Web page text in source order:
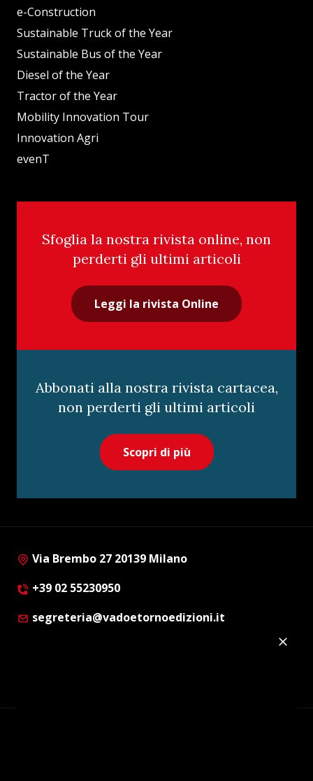
e-Construction
Sustainable Truck of the Year
Sustainable Bus of the Year
Diesel of the Year
Tractor of the Year
Mobility Innovation Tour
Innovation Agri
evenT
Sfoglia la nostra rivista online, non
perderti gli ultimi articoli
Leggi la rivista Online
Abbonati alla nostra rivista cartacea,
non perderti gli ultimi articoli
Scopri di più
Via Brembo 27 20139 Milano
+39 02 55230950
segreteria@vadoetornoedizioni.it